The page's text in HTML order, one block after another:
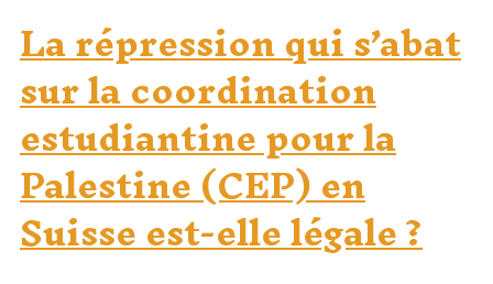
La répression qui s’abat
sur la coordination
estudiantine pour la
Palestine (CEP) en
Suisse est-elle légale ?